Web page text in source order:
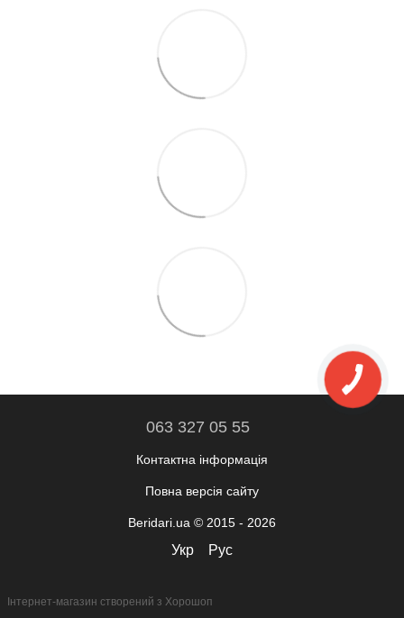
063 327 05 55
Контактна інформація
Повна версія сайту
Beridari.ua © 2015 - 2026
Укр Рус
Інтернет-магазин створений з Хорошоп